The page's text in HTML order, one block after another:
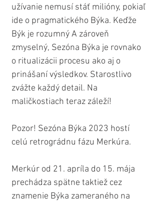
užívanie nemusí stáť milióny, pokiaľ
ide o pragmatického Býka. Keďže
Býk je rozumný A zároveň
zmyselný, Sezóna Býka je rovnako
o ritualizácii procesu ako aj o
prinášaní výsledkov. Starostlivo
zvážte každý detail. Na
maličkostiach teraz záleží!
Pozor! Sezóna Býka 2023 hostí
celú retrográdnu fázu Merkúra.
Merkúr od 21. apríla do 15. mája
prechádza spätne taktiež cez
znamenie Býka zameraného na